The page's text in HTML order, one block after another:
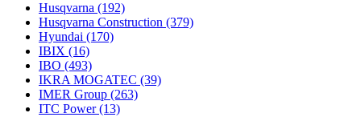
Husqvarna (192)
Husqvarna Construction (379)
Hyundai (170)
IBIX (16)
IBO (493)
IKRA MOGATEC (39)
IMER Group (263)
ITC Power(13)